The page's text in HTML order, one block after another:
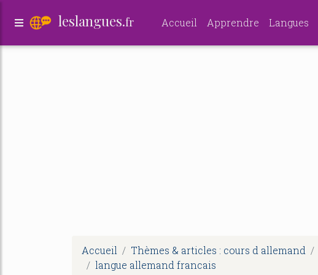
leslangues.fr Accueil Apprendre Langues
Accueil Thèmes & articles : cours d allemand
langue allemand francais